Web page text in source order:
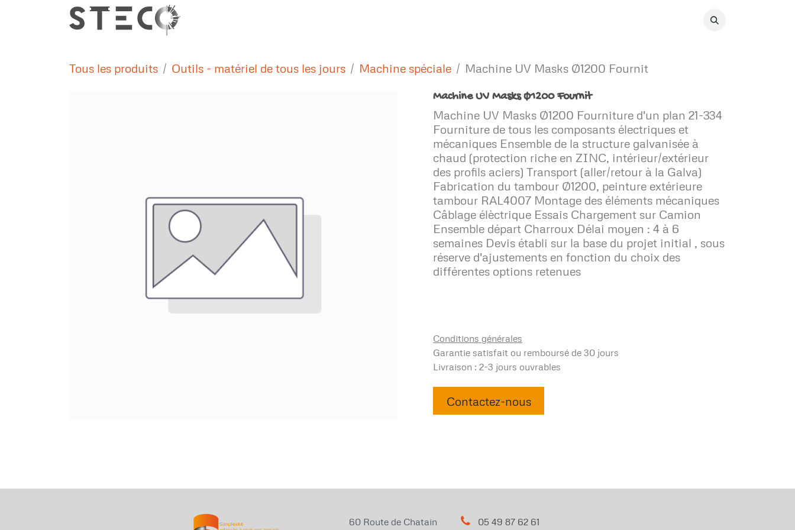
Se rendre au contenu
Tous les produits Outils - matériel de tous les jours Machine spéciale Machine UV Masks Ø1200 Fournit
Machine UV Masks Ø1200 Fournit
Machine UV Masks Ø1200 Fourniture d'un plan 21-334
Fourniture de tous les composants électriques et
mécaniques Ensemble de la structure galvanisée à
chaud (protection riche en ZINC, intérieur/extérieur
des profils aciers) Transport (aller/retour à la Galva)
Fabrication du tambour Ø1200, peinture extérieure
tambour RAL4007 Montage des éléments mécaniques
Câblage élèctrique Essais Chargement sur Camion
Ensemble départ Charroux Délai moyen : 4 à 6
semaines Devis établi sur la base du projet initial , sous
réserve d'ajustements en fonction du choix des
différentes options retenues
Conditions générales
Garantie satisfait ou remboursé de 30 jours
Livraison : 2-3 jours ouvrables
Contactez-nous
60 Route de Chatain 05 49 87 62 61